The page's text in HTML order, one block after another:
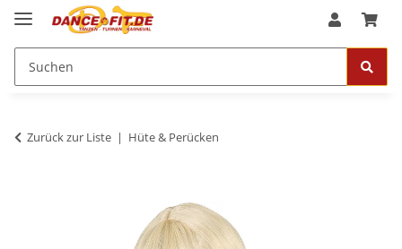
Zurück zur Liste Hüte & Perücken